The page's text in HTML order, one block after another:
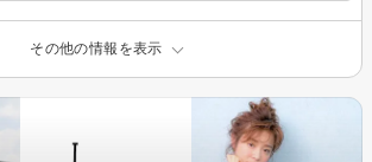
その他の情報を表示